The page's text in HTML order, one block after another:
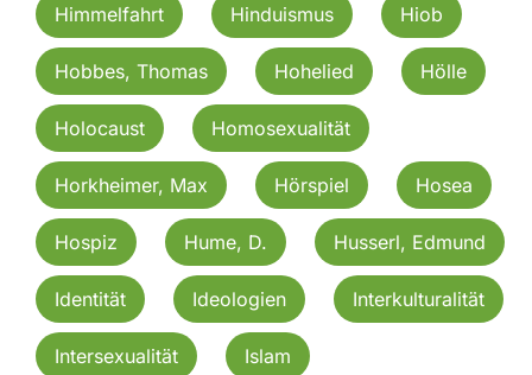
Himmelfahrt Hinduismus Hiob
Hobbes, Thomas Hohelied Hölle
Holocaust Homosexualität
Horkheimer, Max Hörspiel Hosea
Hospiz Hume, D. Husserl, Edmund
Identität Ideologien Interkulturalität
Intersexualität Islam